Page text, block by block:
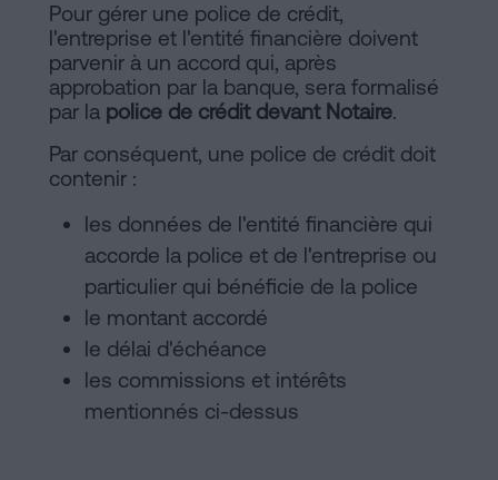
Pour gérer une police de crédit,
l'entreprise et l'entité financière doivent
parvenir à un accord qui, après
approbation par la banque, sera formalisé
par la police de crédit devant Notaire.
Par conséquent, une police de crédit doit
contenir :
les données de l'entité financière qui
accorde la police et de l'entreprise ou
particulier qui bénéficie de la police
le montant accordé
le délai d'échéance
les commissions et intérêts
mentionnés ci-dessus